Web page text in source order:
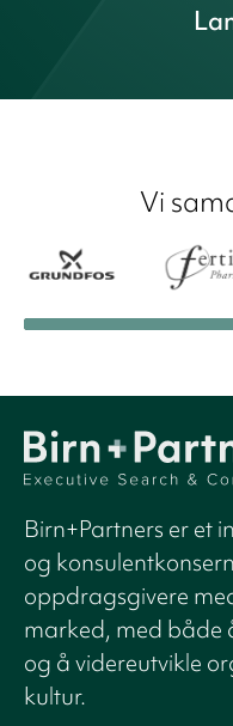
Vi
Birn+Partners er et
og
oppdragsgivere
marked, med både
og å videreutvikle
kultur.